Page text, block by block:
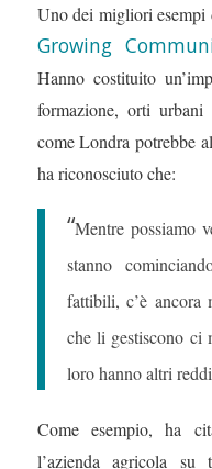
Uno dei migliori esempi
Growing
Hanno costituito
formazione, orti
come Londra potrebbe
ha riconosciuto che:
“Mentre possiamo
stanno
fattibili, c’è ancora
che li gestiscono ci
loro hanno altri
Come esempio, ha
l’azienda agricola